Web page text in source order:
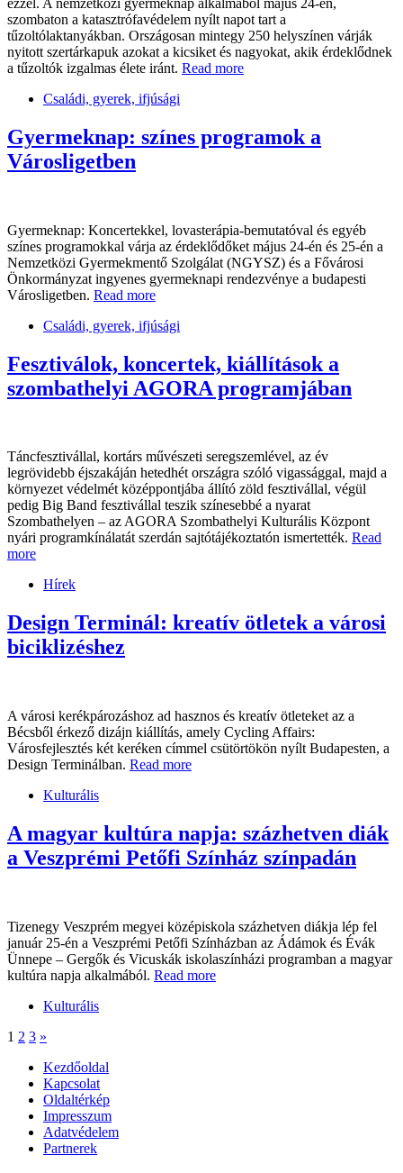
szombaton a katasztrófavédelem nyílt napot tart a
tűzoltólaktanyákban. Országosan mintegy 250 helyszínen várják
nyitott szertárkapuk azokat a kicsiket és nagyokat, akik érdeklődnek
a tűzoltók izgalmas élete iránt. Read more
Családi, gyerek, ifjúsági
Gyermeknap: színes programok a
Városligetben
Gyermeknap: Koncertekkel, lovasterápia-bemutatóval és egyéb
színes programokkal várja az érdeklődőket május 24-én és 25-én a
Nemzetközi Gyermekmentő Szolgálat (NGYSZ) és a Fővárosi
Önkormányzat ingyenes gyermeknapi rendezvénye a budapesti
Városligetben. Read more
Családi, gyerek, ifjúsági
Fesztiválok, koncertek, kiállítások a
szombathelyi AGORA programjában
Táncfesztivállal, kortárs művészeti seregszemlével, az év
legrövidebb éjszakáján hetedhét országra szóló vigassággal, majd a
környezet védelmét középpontjába állító zöld fesztivállal, végül
pedig Big Band fesztivállal teszik színesebbé a nyarat
Szombathelyen – az AGORA Szombathelyi Kulturális Központ
nyári programkínálatát szerdán sajtótájékoztatón ismertették. Read
more
Hírek
Design Terminál: kreatív ötletek a városi
biciklizéshez
A városi kerékpározáshoz ad hasznos és kreatív ötleteket az a
Bécsből érkező dizájn kiállítás, amely Cycling Affairs:
Városfejlesztés két keréken címmel csütörtökön nyílt Budapesten, a
Design Terminálban. Read more
Kulturális
A magyar kultúra napja: százhetven diák
a Veszprémi Petőfi Színház színpadán
Tizenegy Veszprém megyei középiskola százhetven diákja lép fel
január 25-én a Veszprémi Petőfi Színházban az Ádámok és Évák
Ünnepe – Gergők és Vicuskák iskolaszínházi programban a magyar
kultúra napja alkalmából. Read more
Kulturális
1 2 3 »
Kezdőoldal
Kapcsolat
Oldaltérkép
Impresszum
Adatvédelem
Partnerek